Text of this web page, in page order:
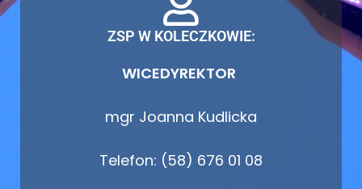
ZSP W KOLECZKOWIE:
WICEDYREKTOR
mgr Joanna Kudlicka
Telefon: (58) 676 01 08